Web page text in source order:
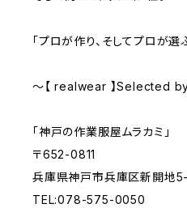
「プロが作り、そしてプロが選
～【 realwear 】Selected
「神戸の作業服屋ムラカミ」
〒652-0811
兵庫県神戸市兵庫区新開地
TEL:078-575-0050